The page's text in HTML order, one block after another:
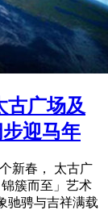
古广场及
迎马年
新春， 太古广
簇而至」艺术
驰骋与吉祥满载